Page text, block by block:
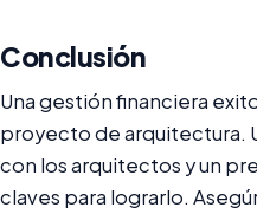
Conclusión
Una gestión financiera
proyecto de arquitectura.
con los arquitectos y un
claves para lograrlo.